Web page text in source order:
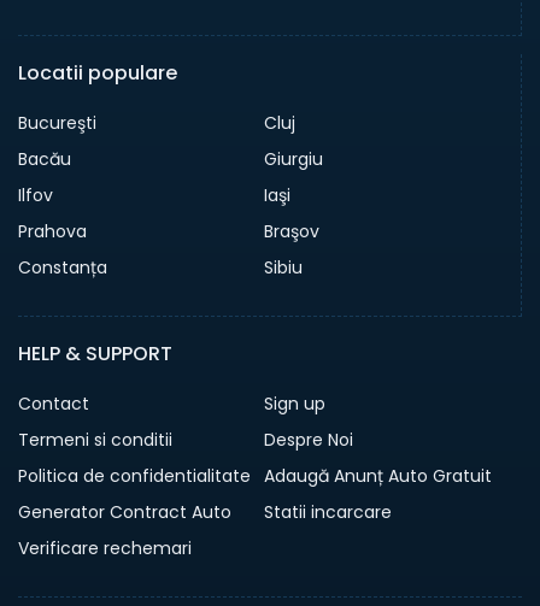
Locatii populare
Bucureşti
Cluj
Bacău
Giurgiu
Ilfov
Iaşi
Prahova
Braşov
Constanța
Sibiu
HELP & SUPPORT
Contact
Sign up
Termeni si conditii
Despre Noi
Politica de confidentialitate Adaugă Anunț Auto Gratuit
Generator Contract Auto
Statii incarcare
Verificare rechemari